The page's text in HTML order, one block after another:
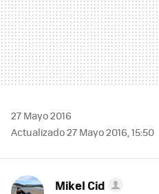
27 Mayo 2016
Actualizado 27 Mayo 2016, 15:50
Mikel Cid